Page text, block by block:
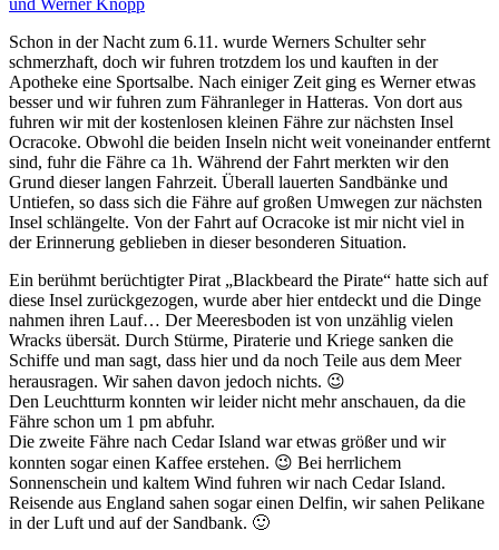
und Werner Knopp
Schon in der Nacht zum 6.11. wurde Werners Schulter sehr
schmerzhaft, doch wir fuhren trotzdem los und kauften in der
Apotheke eine Sportsalbe. Nach einiger Zeit ging es Werner etwas
besser und wir fuhren zum Fähranleger in Hatteras. Von dort aus
fuhren wir mit der kostenlosen kleinen Fähre zur nächsten Insel
Ocracoke. Obwohl die beiden Inseln nicht weit voneinander entfernt
sind, fuhr die Fähre ca 1h. Während der Fahrt merkten wir den
Grund dieser langen Fahrzeit. Überall lauerten Sandbänke und
Untiefen, so dass sich die Fähre auf großen Umwegen zur nächsten
Insel schlängelte. Von der Fahrt auf Ocracoke ist mir nicht viel in
der Erinnerung geblieben in dieser besonderen Situation.
Ein berühmt berüchtigter Pirat „Blackbeard the Pirate“ hatte sich auf
diese Insel zurückgezogen, wurde aber hier entdeckt und die Dinge
nahmen ihren Lauf… Der Meeresboden ist von unzählig vielen
Wracks übersät. Durch Stürme, Piraterie und Kriege sanken die
Schiffe und man sagt, dass hier und da noch Teile aus dem Meer
herausragen. Wir sahen davon jedoch nichts. 😉
Den Leuchtturm konnten wir leider nicht mehr anschauen, da die
Fähre schon um 1 pm abfuhr.
Die zweite Fähre nach Cedar Island war etwas größer und wir
konnten sogar einen Kaffee erstehen. 😉 Bei herrlichem
Sonnenschein und kaltem Wind fuhren wir nach Cedar Island.
Reisende aus England sahen sogar einen Delfin, wir sahen Pelikane
in der Luft und auf der Sandbank. 🙂